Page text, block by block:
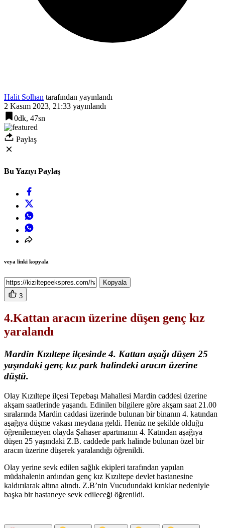
Halit Solhan tarafından yayınlandı
2 Kasım 2023, 21:33 yayınlandı
0dk, 47sn
Paylaş
Bu Yazıyı Paylaş
veya linki kopyala
Kopyala
3
4.Kattan aracın üzerine düşen genç kız
yaralandı
Mardin Kızıltepe ilçesinde 4. Kattan aşağı düşen 25
yaşındaki genç kız park halindeki aracın üzerine
düştü.
Olay Kızıltepe ilçesi Tepebaşı Mahallesi Mardin caddesi üzerine
akşam saatlerinde yaşandı. Edinilen bilgilere göre akşam saat 21.00
sıralarında Mardin caddasi üzerinde bulunan bir binanın 4. katından
aşağıya düşme vakası meydana geldi. Henüz ne şekilde olduğu
öğrenilemeyen olayda Şahaser apartmanın 4. Katından aşağıya
düşen 25 yaşındaki Z.B. caddede park halinde bulunan özel bir
aracın üzerine düşerek yaralandığı öğrenildi.
Olay yerine sevk edilen sağlık ekipleri tarafından yapılan
müdahalenin ardından genç kız Kızıltepe devlet hastanesine
kaldırılarak altına alındı. Z.B’nin Vucudundaki kırıklar nedeniyle
başka bir hastaneye sevk edileceği öğrenildi.